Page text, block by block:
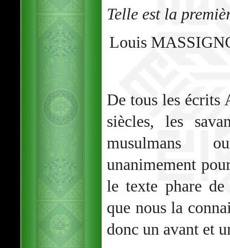
Telle est la
Louis
De tous les écrits
siècles, les
musulmans
unanimement
le texte phare
que nous la
donc un avant et